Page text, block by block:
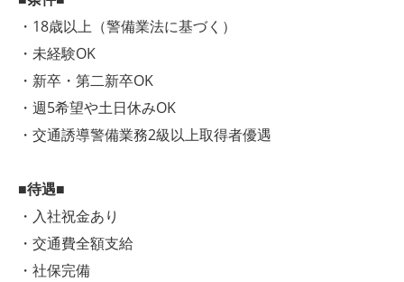
・18歳以上（警備業法に基づく）
・未経験OK
・新卒・第二新卒OK
・週5希望や土日休みOK
・交通誘導警備業務2級以上取得者優遇
■待遇■
・入社祝金あり
・交通費全額支給
・社保完備